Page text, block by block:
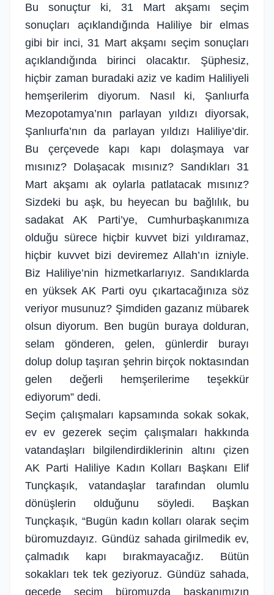
Bu sonuçtur ki, 31 Mart akşamı seçim
sonuçları açıklandığında Haliliye bir elmas
gibi bir inci, 31 Mart akşamı seçim sonuçları
açıklandığında birinci olacaktır. Şüphesiz,
hiçbir zaman buradaki aziz ve kadim Haliliyeli
hemşerilerim diyorum. Nasıl ki, Şanlıurfa
Mezopotamya’nın parlayan yıldızı diyorsak,
Şanlıurfa’nın da parlayan yıldızı Haliliye’dir.
Bu çerçevede kapı kapı dolaşmaya var
mısınız? Dolaşacak mısınız? Sandıkları 31
Mart akşamı ak oylarla patlatacak mısınız?
Sizdeki bu aşk, bu heyecan bu bağlılık, bu
sadakat AK Parti’ye, Cumhurbaşkanımıza
olduğu sürece hiçbir kuvvet bizi yıldıramaz,
hiçbir kuvvet bizi deviremez Allah’ın izniyle.
Biz Haliliye’nin hizmetkarlarıyız. Sandıklarda
en yüksek AK Parti oyu çıkartacağınıza söz
veriyor musunuz? Şimdiden gazanız mübarek
olsun diyorum. Ben bugün buraya dolduran,
selam gönderen, gelen, günlerdir burayı
dolup dolup taşıran şehrin birçok noktasından
gelen değerli hemşerilerime teşekkür
ediyorum” dedi.
Seçim çalışmaları kapsamında sokak sokak,
ev ev gezerek seçim çalışmaları hakkında
vatandaşları bilgilendirdiklerinin altını çizen
AK Parti Haliliye Kadın Kolları Başkanı Elif
Tunçkaşık, vatandaşlar tarafından olumlu
dönüşlerin olduğunu söyledi. Başkan
Tunçkaşık, “Bugün kadın kolları olarak seçim
büromuzdayız. Gündüz sahada girilmedik ev,
çalmadık kapı bırakmayacağız. Bütün
sokakları tek tek geziyoruz. Gündüz sahada,
gecede seçim büromuzda başkanımızın